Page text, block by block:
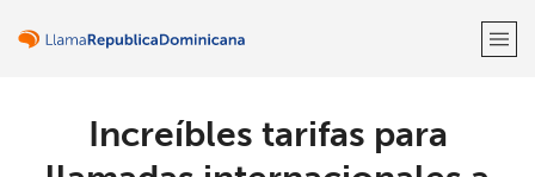
¡Bienvenido!
Increíbles tarifas para